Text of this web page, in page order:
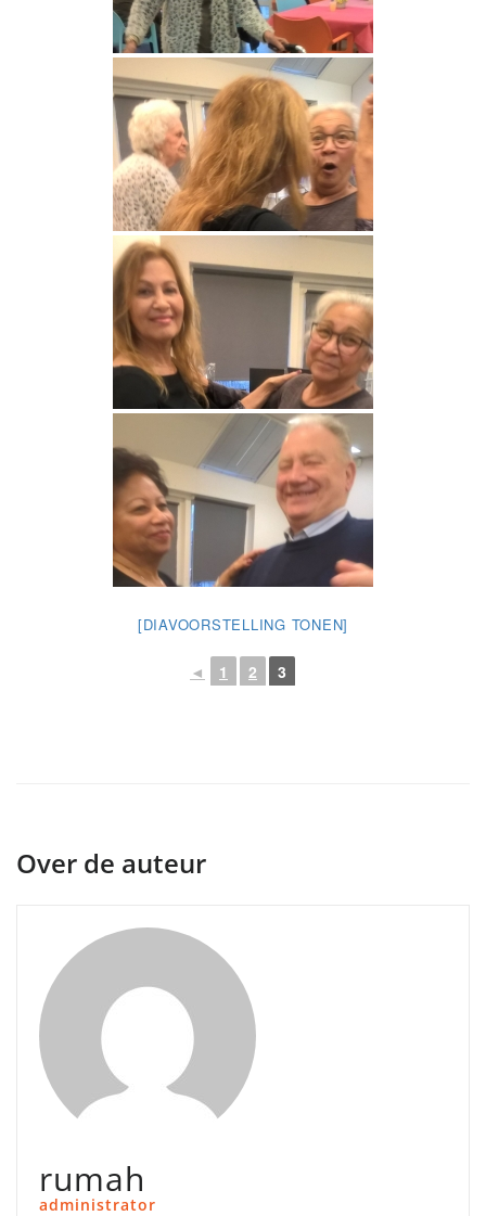
[DIAVOORSTELLING TONEN]
◄ 1 2 3
Over de auteur
rumah
administrator